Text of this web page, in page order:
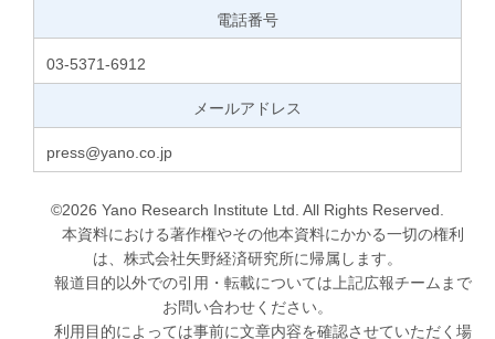
電話番号
03-5371-6912
メールアドレス
press@yano.co.jp
©2026 Yano Research Institute Ltd. All Rights Reserved.
本資料における著作権やその他本資料にかかる一切の権利
は、株式会社矢野経済研究所に帰属します。
報道目的以外での引用・転載については上記広報チームまで
お問い合わせください。
利用目的によっては事前に文章内容を確認させていただく場